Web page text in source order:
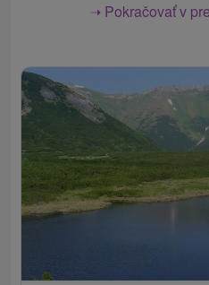
➝ Pokračovať v